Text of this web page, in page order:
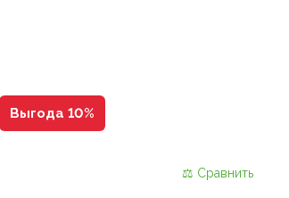
Выгода 10%
⚖ Сравнить